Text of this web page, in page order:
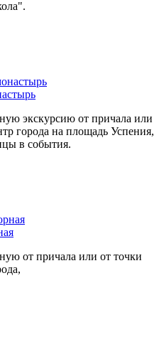
экскурсию от причала или
города на площадь Успения,
в события.
от причала или от точки